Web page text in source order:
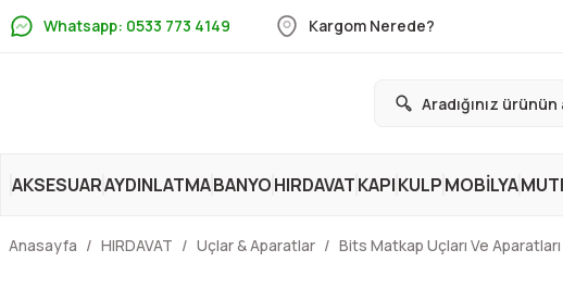
Whatsapp: 0533 773 4149 Kargom Nerede?
AKSESUARAYDINLATMABANYOHIRDAVATKAPIKULPMOBİLYA
Anasayfa HIRDAVAT Uçlar & Aparatlar Bits Matkap Uçları Ve Aparatları